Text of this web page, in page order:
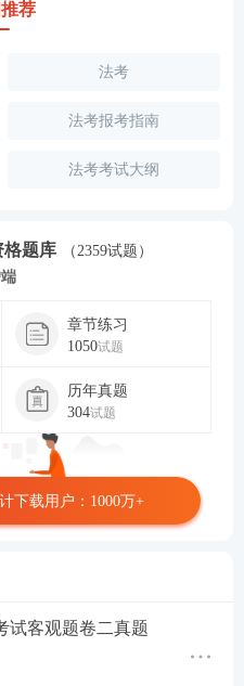
荐
法考
法考报考指南
法考考试大纲
格题库
（2359试题）
章节练习
1050试题
历年真题
304试题
下载用户：1000万+
试客观题卷二真题